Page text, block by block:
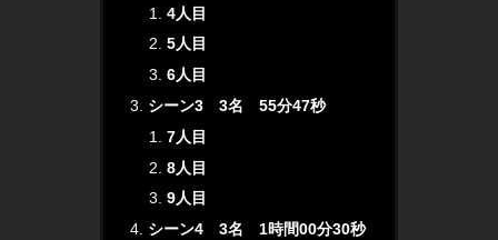
4人目
5人目
6人目
シーン3 3名 55分47秒
7人目
8人目
9人目
シーン4 3名 1時間00分30秒